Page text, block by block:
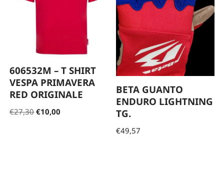
606532M – T SHIRT
VESPA PRIMAVERA
RED ORIGINALE
€27,30 €10,00
BETA GUANTO
ENDURO LIGHTNING
TG.
€49,57